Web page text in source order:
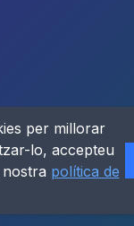
per millorar
lo, accepteu
política de